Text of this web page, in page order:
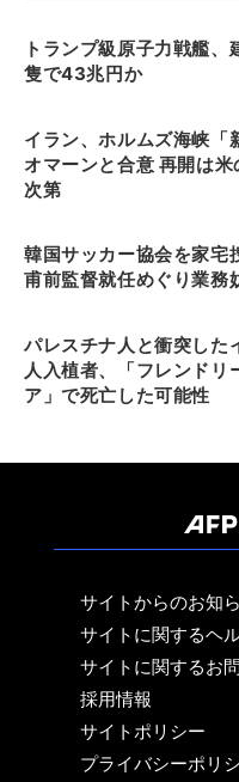
トランプ級原子力戦艦、
隻で43兆円か
イラン、ホルムズ海峡「
オマーンと合意 再開は
次第
韓国サッカー協会を家宅
甫前監督就任めぐり業務
パレスチナ人と衝突した
人入植者、「フレンドリ
ア」で死亡した可能性
サイトからのお知
サイトに関するヘ
サイトに関するお
採用情報
サイトポリシー
プライバシーポリ